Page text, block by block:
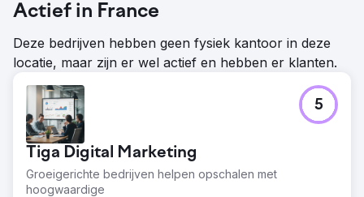
Actief in France
Deze bedrijven hebben geen fysiek kantoor in deze
locatie, maar zijn er wel actief en hebben er klanten.
Tiga Digital Marketing
Groeigerichte bedrijven helpen opschalen met
hoogwaardige
5